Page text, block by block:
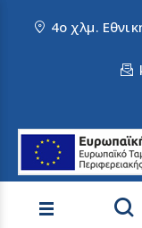
4ο χλμ.
Αναζήτηση προϊόντων